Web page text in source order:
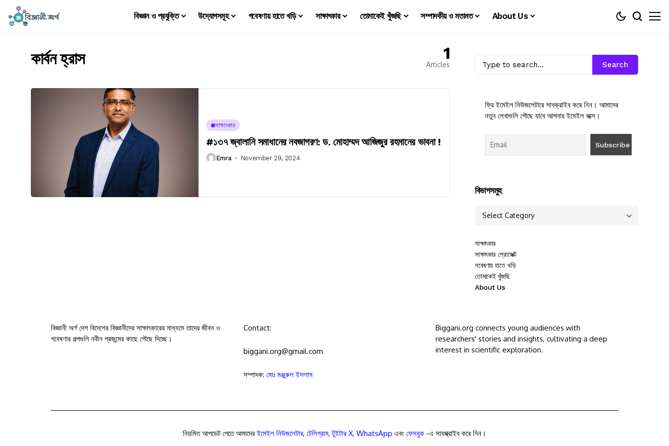
বিজ্ঞান ও প্রযুক্তি উদ্যোগসমূহ গবেষণায় হাতে খড়ি সাক্ষাৎকার তোমাকেই খুঁজছি সম্পাদকীয় ও মতামত About Us
কার্বন হ্রাস 1
Articles
সাক্ষাৎকার
#১৩৭ জ্বালানি সমাধানের নবজাগরণ: ড. মোহাম্মদ আজিজুর রহমানের ভাবনা !
Emra November 29, 2024
Search
ফ্রি ইমেইল নিউজলেটারে সাবক্রাইব করে নিন। আমাদের
নতুন লেখাগুলি পৌছে যাবে আপনার ইমেইল বক্সে।
বিভাগসমুহ
সাক্ষাৎকার
সাক্ষাৎকার প্রোজেক্ট
গবেষণায় হাতে খড়ি
তোমাকেই খুঁজছি
About Us
বিজ্ঞানী অর্গ দেশ বিদেশের বিজ্ঞানীদের সাক্ষাৎকারের মাধ্যমে তাদের জীবন ও
গবেষণার গল্পগুলি নবীন প্রজন্মের কাছে পৌছে দিচ্ছে।
Contact:
biggani.org@gmail.com
সম্পাদক: মোঃ মঞ্জুরুল ইসলাম
Biggani.org connects young audiences with
researchers' stories and insights, cultivating a deep
interest in scientific exploration.
নিয়মিত আপডেট পেতে আমাদেরইমেইল নিউজলেটার, টেলিগ্রাম,টুইটার X, WhatsApp এবং ফেসবুক -এ সাবস্ক্রাইব করে নিন।